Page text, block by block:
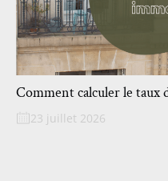
Comment calculer le taux
23 juillet 2026